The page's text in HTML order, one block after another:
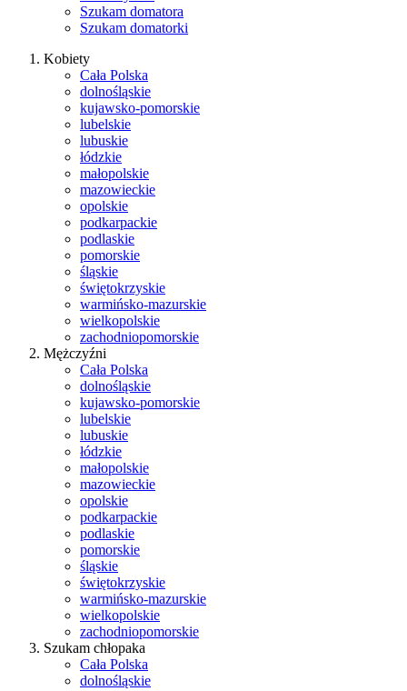
Szukam domatora
Szukam domatorki
Kobiety
Cała Polska
dolnośląskie
kujawsko-pomorskie
lubelskie
lubuskie
łódzkie
małopolskie
mazowieckie
opolskie
podkarpackie
podlaskie
pomorskie
śląskie
świętokrzyskie
warmińsko-mazurskie
wielkopolskie
zachodniopomorskie
Mężczyźni
Cała Polska
dolnośląskie
kujawsko-pomorskie
lubelskie
lubuskie
łódzkie
małopolskie
mazowieckie
opolskie
podkarpackie
podlaskie
pomorskie
śląskie
świętokrzyskie
warmińsko-mazurskie
wielkopolskie
zachodniopomorskie
Szukam chłopaka
Cała Polska
dolnośląskie